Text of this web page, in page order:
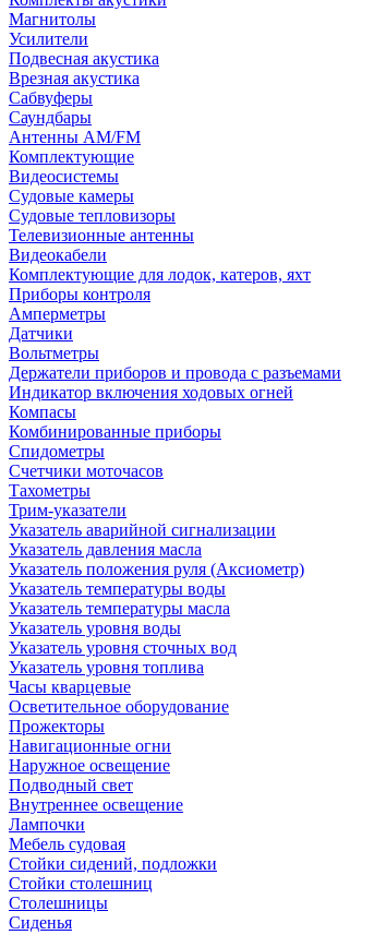
Магнитолы
Усилители
Подвесная акустика
Врезная акустика
Сабвуферы
Саундбары
Антенны AM/FM
Комплектующие
Видеосистемы
Судовые камеры
Cудовые тепловизоры
Телевизионные антенны
Видеокабели
Комплектующие для лодок, катеров, яхт
Приборы контроля
Амперметры
Датчики
Вольтметры
Держатели приборов и провода с разъемами
Индикатор включения ходовых огней
Компасы
Комбинированные приборы
Спидометры
Счетчики моточасов
Тахометры
Трим-указатели
Указатель аварийной сигнализации
Указатель давления масла
Указатель положения руля (Аксиометр)
Указатель температуры воды
Указатель температуры масла
Указатель уровня воды
Указатель уровня сточных вод
Указатель уровня топлива
Часы кварцевые
Осветительное оборудование
Прожекторы
Навигационные огни
Наружное освещение
Подводный свет
Внутреннее освещение
Лампочки
Мебель судовая
Стойки сидений, подложки
Стойки столешниц
Столешницы
Сиденья